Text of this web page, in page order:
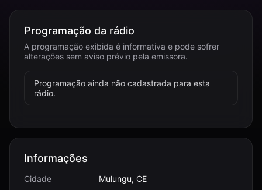
Programação da rádio
A programação exibida é informativa e pode sofrer
alterações sem aviso prévio pela emissora.
Programação ainda não cadastrada para esta
rádio.
Informações
Cidade
Mulungu, CE